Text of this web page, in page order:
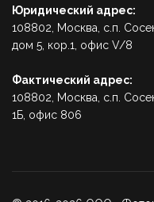
Юридический адрес:
108802, Москва, с.п.
дом 5, кор.1, офис V/8
Фактический адрес:
108802, Москва, с.п.
1Б, офис 806